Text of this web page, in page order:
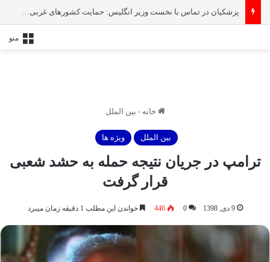
پزشکیان در تماس با نخست‌ وزیر انگلیس: حمایت کشور‌های غربی از رژیم صهیونیستی امنیت منطقه و جهان را به خطر انداخته است
منو
خانه - بین الملل
بین الملل ویژه ها
ترامپ در جریان نتیجه حمله به حشد شعبی
قرار گرفت
9 دی, 1398 0
446 خواندن این مطلب 1 دقیقه زمان میبرد